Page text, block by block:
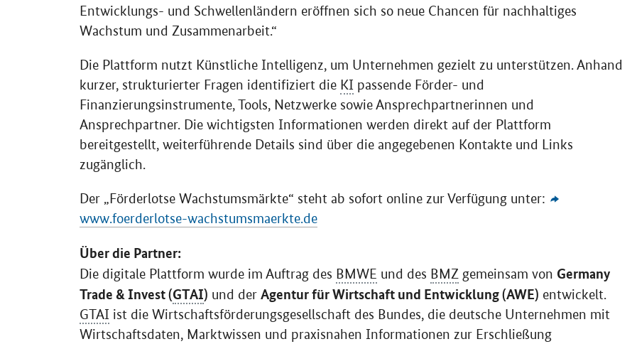
Entwicklungs- und Schwellenländern eröffnen sich so neue Chancen für nachhaltiges
Wachstum und Zusammenarbeit.“
Die Plattform nutzt Künstliche Intelligenz, um Unternehmen gezielt zu unterstützen. Anhand
kurzer, strukturierter Fragen identifiziert die KI passende Förder- und
Finanzierungsinstrumente, Tools, Netzwerke sowie Ansprechpartnerinnen und
Ansprechpartner. Die wichtigsten Informationen werden direkt auf der Plattform
bereitgestellt, weiterführende Details sind über die angegebenen Kontakte und Links
zugänglich.
Der „Förderlotse Wachstumsmärkte“ steht ab sofort online zur Verfügung unter:
www.foerderlotse-wachstumsmaerkte.de
Über die Partner:
Die digitale Plattform wurde im Auftrag des BMWE und des BMZ gemeinsam von Germany
Trade & Invest (GTAI) und der Agentur für Wirtschaft und Entwicklung (AWE) entwickelt.
GTAI ist die Wirtschaftsförderungsgesellschaft des Bundes, die deutsche Unternehmen mit
Wirtschaftsdaten, Marktwissen und praxisnahen Informationen zur Erschließung